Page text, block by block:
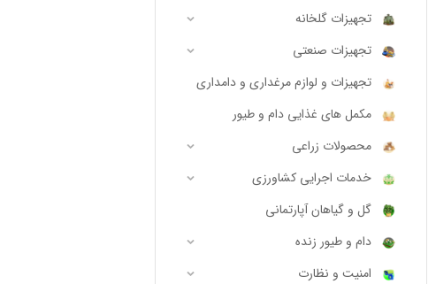
تجهیزات گلخانه
تجهیزات صنعتی
تجهیزات و لوازم مرغداری و دامداری
مکمل های غذایی دام و طیور
محصولات زراعی
خدمات اجرایی کشاورزی
گل و گیاهان آپارتمانی
دام و طیور زنده
امنیت و نظارت